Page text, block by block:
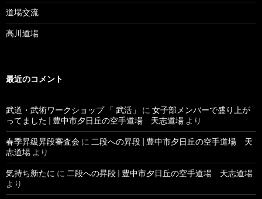
道場交流
高川道場
最近のコメント
武道・武術ワークショップ 「 武活」 に 女子部メンバーで盛り上が
ってました | 豊中市夕日丘の空手道場 天志道場 より
春季昇級昇段審査会 に 二段への昇段 | 豊中市夕日丘の空手道場 天
志道場 より
気持ち新たに に 二段への昇段 | 豊中市夕日丘の空手道場 天志道場
より